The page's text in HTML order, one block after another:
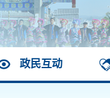
政民互动